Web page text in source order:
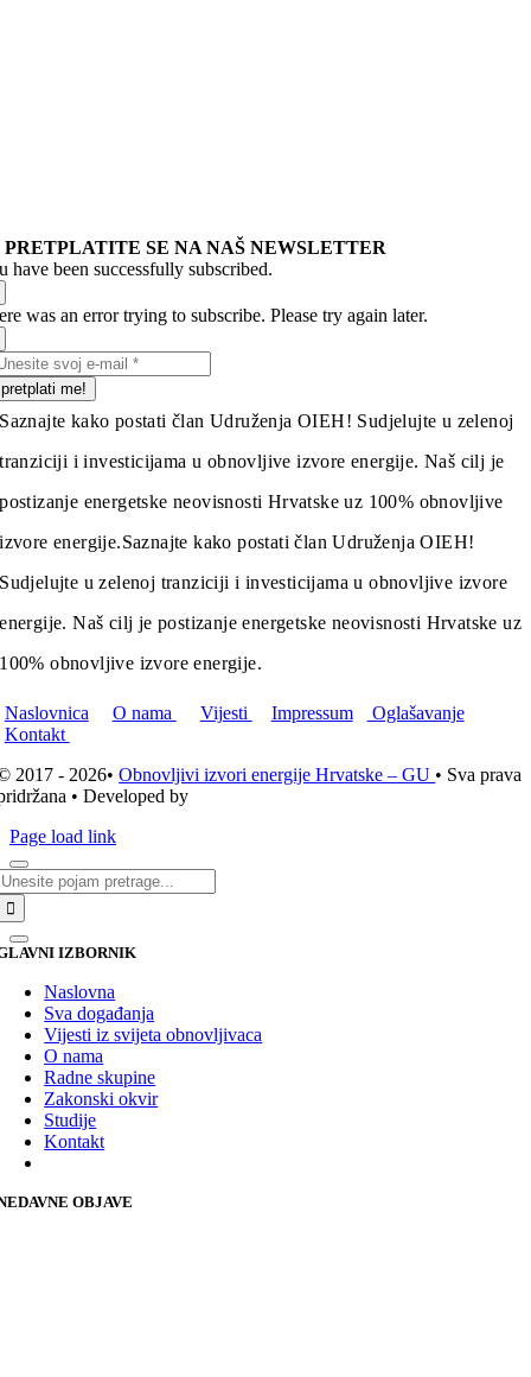
PRETPLATITE SE NA NAŠ NEWSLETTER
have been successfully subscribed.
was an error trying to subscribe. Please try again later.
pretplati me!
Saznajte kako postati član Udruženja OIEH! Sudjelujte u zelenoj
tranziciji i investicijama u obnovljive izvore energije. Naš cilj je
postizanje energetske neovisnosti Hrvatske uz 100% obnovljive
izvore energije.Saznajte kako postati član Udruženja OIEH!
Sudjelujte u zelenoj tranziciji i investicijama u obnovljive izvore
energije. Naš cilj je postizanje energetske neovisnosti Hrvatske uz
100% obnovljive izvore energije.
Naslovnica O nama Vijesti Impressum
Oglašavanje
Kontakt
2017 - 2026•Obnovljivi izvori energije Hrvatske – GU • Sva prava
• Developed by
Page load link
IZBORNIK
Naslovna
Sva događanja
Vijesti iz svijeta obnovljivaca
O nama
Radne skupine
Zakonski okvir
Studije
Kontakt
OBJAVE